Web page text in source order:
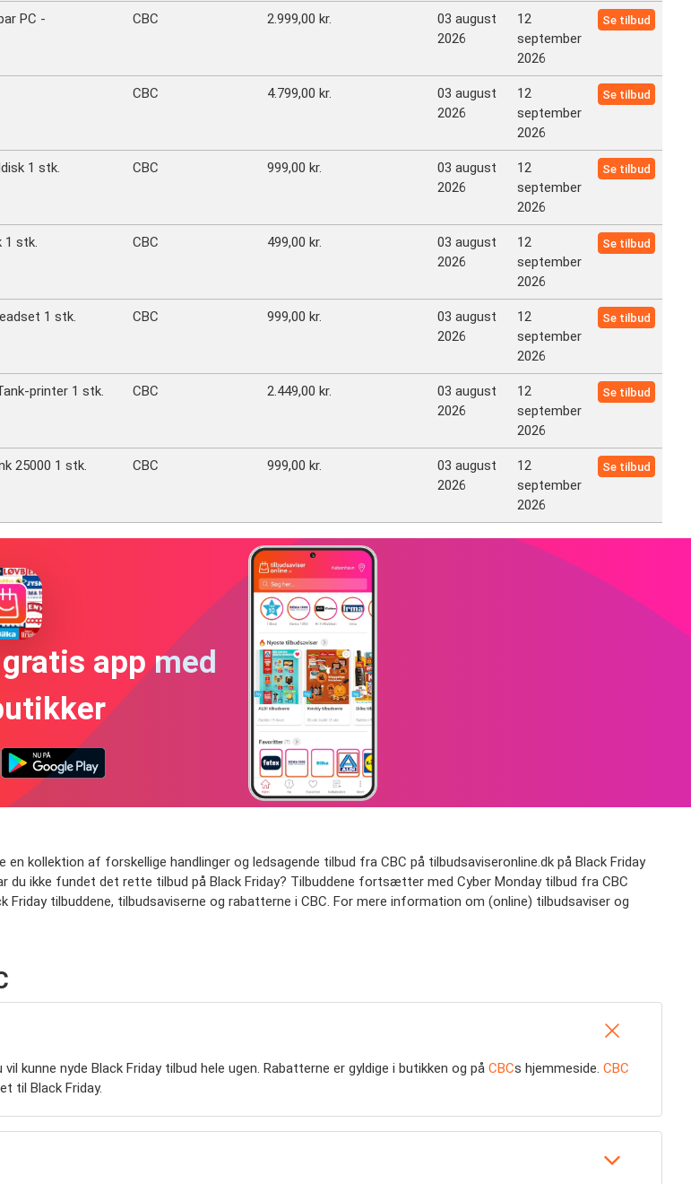
PC -
CBC 2.999,00 kr.
03 august
2026
12
september
2026
Se tilbud
CBC 4.799,00 kr.
03 august
2026
12
september
2026
Se tilbud
1 stk. CBC 999,00 kr.
03 august
2026
12
september
2026
Se tilbud
1 stk. CBC 499,00 kr.
03 august
2026
12
september
2026
Se tilbud
1 stk. CBC 999,00 kr.
03 august
2026
12
september
2026
Se tilbud
printer 1 stk. CBC 2.449,00 kr.
03 august
2026
12
september
2026
Se tilbud
25000 1 stk. CBC 999,00 kr.
03 august
2026
12
september
2026
Se tilbud
app med
kollektion af forskellige handlinger og ledsagende tilbud fra CBC på tilbudsaviseronline.dk på Black Friday
du ikke fundet det rette tilbud på Black Friday? Tilbuddene fortsætter med Cyber Monday tilbud fra CBC
tilbuddene, tilbudsaviserne og rabatterne i CBC. For mere information om (online) tilbudsaviser og
kunne nyde Black Friday tilbud hele ugen. Rabatterne er gyldige i butikken og på CBCs hjemmeside. CBC
til Black Friday.